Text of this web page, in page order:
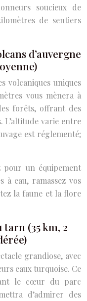
soucieux de
de sentiers
d’auvergne
volcaniques uniques
vous mènera à
forêts, offrant des
L’altitude varie entre
est réglementé;
pour un équipement
eau, ramassez vos
la faune et la flore
tarn (35 km, 2
grandiose, avec
eaux turquoise. Ce
le cœur du parc
d’admirer des